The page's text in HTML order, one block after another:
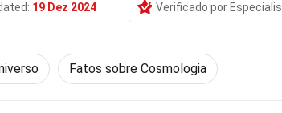
19 Dez 2024 Verificado por
Fatos sobre Cosmologia